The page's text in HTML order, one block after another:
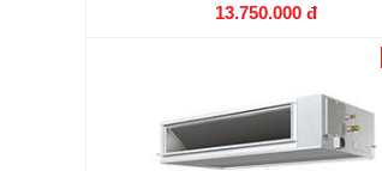
13.750.000 đ